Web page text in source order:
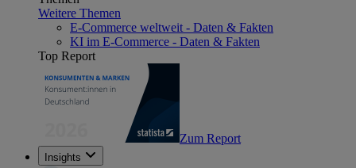
Weitere Themen
E-Commerce weltweit - Daten & Fakten
KI im E-Commerce - Daten & Fakten
Top Report
Zum Report
Insights